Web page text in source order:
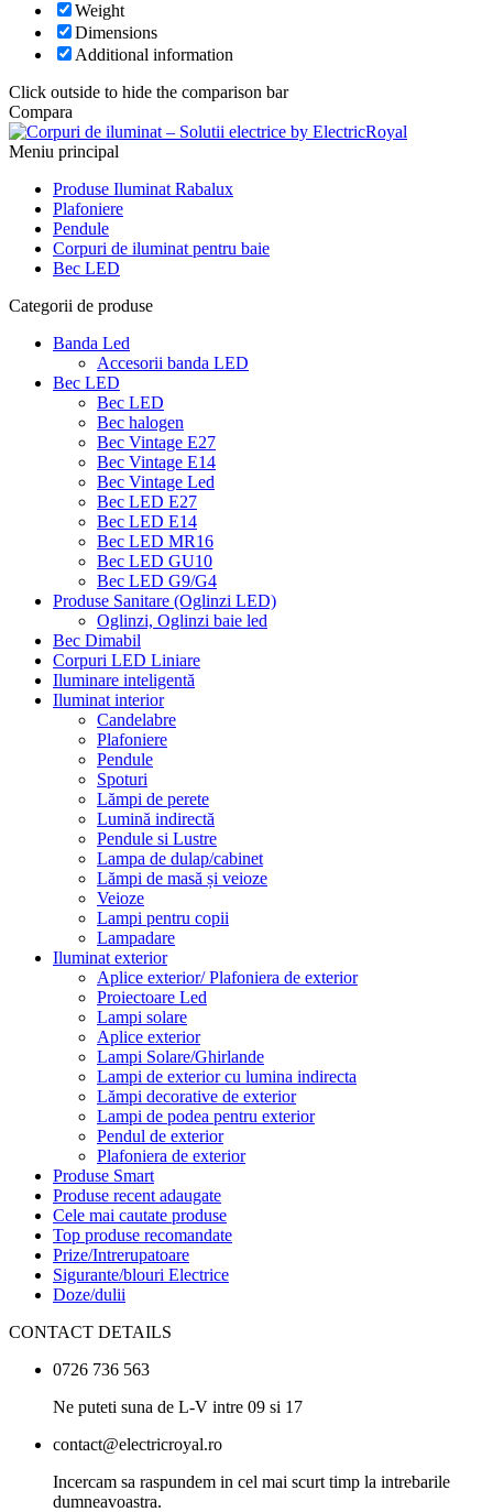
Weight
Dimensions
Additional information
Click outside to hide the comparison bar
Compara
Meniu principal
Produse Iluminat Rabalux
Plafoniere
Pendule
Corpuri de iluminat pentru baie
Bec LED
Categorii de produse
Banda Led
Accesorii banda LED
Bec LED
Bec LED
Bec halogen
Bec Vintage E27
Bec Vintage E14
Bec Vintage Led
Bec LED E27
Bec LED E14
Bec LED MR16
Bec LED GU10
Bec LED G9/G4
Produse Sanitare (Oglinzi LED)
Oglinzi, Oglinzi baie led
Bec Dimabil
Corpuri LED Liniare
Iluminare inteligentă
Iluminat interior
Candelabre
Plafoniere
Pendule
Spoturi
Lămpi de perete
Lumină indirectă
Pendule si Lustre
Lampa de dulap/cabinet
Lămpi de masă și veioze
Veioze
Lampi pentru copii
Lampadare
Iluminat exterior
Aplice exterior/ Plafoniera de exterior
Proiectoare Led
Lampi solare
Aplice exterior
Lampi Solare/Ghirlande
Lampi de exterior cu lumina indirecta
Lămpi decorative de exterior
Lampi de podea pentru exterior
Pendul de exterior
Plafoniera de exterior
Produse Smart
Produse recent adaugate
Cele mai cautate produse
Top produse recomandate
Prize/Intrerupatoare
Sigurante/blouri Electrice
Doze/dulii
CONTACT DETAILS
0726 736 563
Ne puteti suna de L-V intre 09 si 17
contact@electricroyal.ro
Incercam sa raspundem in cel mai scurt timp la intrebarile
dumneavoastra.